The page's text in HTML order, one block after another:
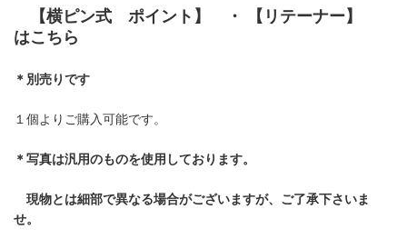
【横ピン式 ポイント】 ・
【リテーナー】
はこちら
＊別売りです
１個よりご購入可能です。
＊写真は汎用のものを使用しております。
現物とは細部で異なる場合がございますが、ご了承下さいま
せ。